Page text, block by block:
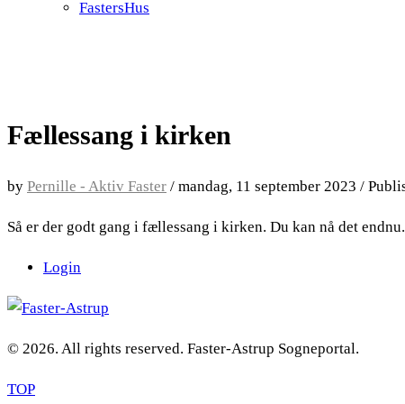
FastersHus
Fællessang i kirken
by Pernille - Aktiv Faster / mandag, 11 september 2023 /
Så er der godt gang i fællessang i kirken. Du kan nå det
Login
© 2026. All rights reserved. Faster-Astrup Sogneportal.
TOP